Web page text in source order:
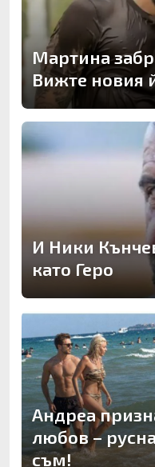
Мартина
Вижте
И Ники
като Геро
Андреа
любов –
съм!